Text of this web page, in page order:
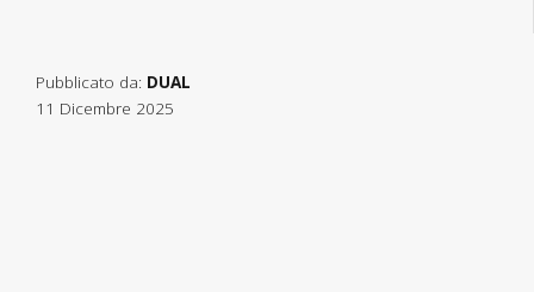
Pubblicato da: DUAL
11 Dicembre 2025